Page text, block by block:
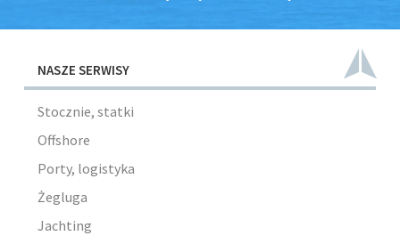
NASZE SERWISY
Stocznie, statki
Offshore
Porty, logistyka
Żegluga
Jachting